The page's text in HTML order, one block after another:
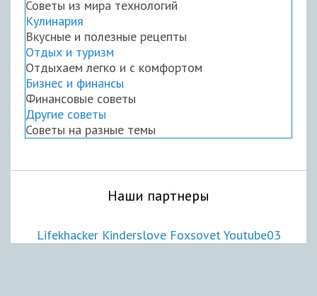
Советы из мира технологий
Кулинария
Вкусные и полезные рецепты
Отдых и туризм
Отдыхаем легко и с комфортом
Бизнес и финансы
Финансовые советы
Другие советы
Советы на разные темы
Наши партнеры
Lifekhacker Kinderslove FoxsovetYoutube03